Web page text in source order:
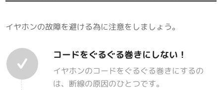
イヤホンの故障を避ける為に注意をしましょう。
コードをぐるぐる巻きにしない！
イヤホンのコードをぐるぐる巻きにするの
は、断線の原因のひとつです。